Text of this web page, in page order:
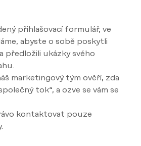
přihlašovací formulář, ve
abyste o sobě poskytli
předložili ukázky svého
marketingový tým ověří, zda
tok“, a ozve se vám se
kontaktovat pouze